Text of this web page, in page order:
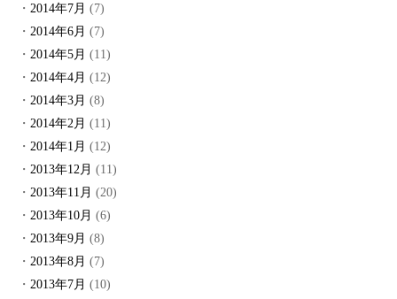
2014年7月 (7)
2014年6月 (7)
2014年5月 (11)
2014年4月 (12)
2014年3月 (8)
2014年2月 (11)
2014年1月 (12)
2013年12月 (11)
2013年11月 (20)
2013年10月 (6)
2013年9月 (8)
2013年8月 (7)
2013年7月 (10)